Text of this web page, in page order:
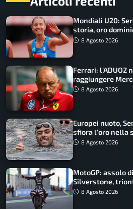
Mondiali U20:
storia, oro
marcia
8 Agosto 2026
Ferrari: l’ADUO2
raggiungere
Macarena
8 Agosto 2026
Europei nuoto,
sfiora l’oro nella
urlo, il bilancio
8 Agosto 2026
MotoGP: assolo
Silverstone,
8 Agosto 2026